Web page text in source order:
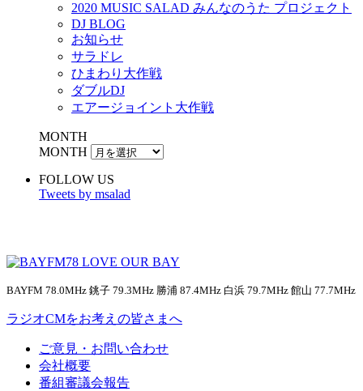
2020 MUSIC SALAD みんなのうた プロジェクト
DJ BLOG
お知らせ
サラドレ
ひまわり大作戦
ダブルDJ
エアージョイント大作戦
MONTH
MONTH
FOLLOW US
Tweets by msalad
BAYFM 78.0MHz 銚子 79.3MHz 勝浦 87.4MHz 白浜 79.7MHz 館山 77.7MHz
ラジオCMをお考えの皆さまへ
ご意見・お問い合わせ
会社概要
番組審議会報告